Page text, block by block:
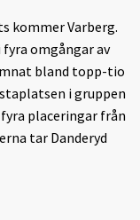
kommer Varberg.
omgångar av
bland topp-tio
i gruppen
placeringar från
tar Danderyd